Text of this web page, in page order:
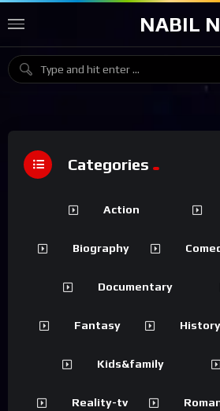
NABIL
Categories
Action
Biography
Documentary
Fantasy History
Kids&family
Reality-tv